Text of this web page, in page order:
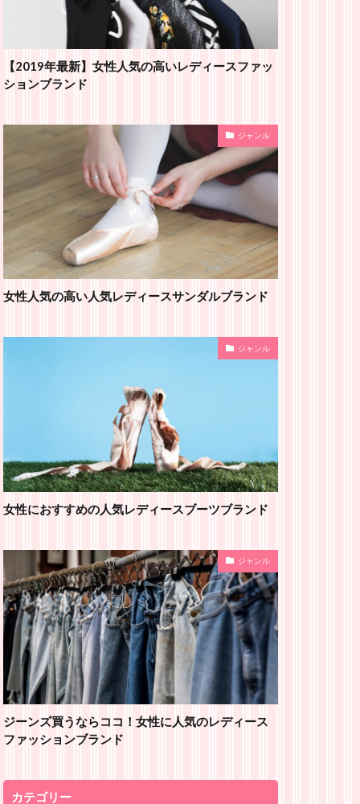
【2019年最新】女性人気の高いレディースファッ
ションブランド
ジャンル
女性人気の高い人気レディースサンダルブランド
ジャンル
女性におすすめの人気レディースブーツブランド
ジャンル
ジーンズ買うならココ！女性に人気のレディース
ファッションブランド
カテゴリー